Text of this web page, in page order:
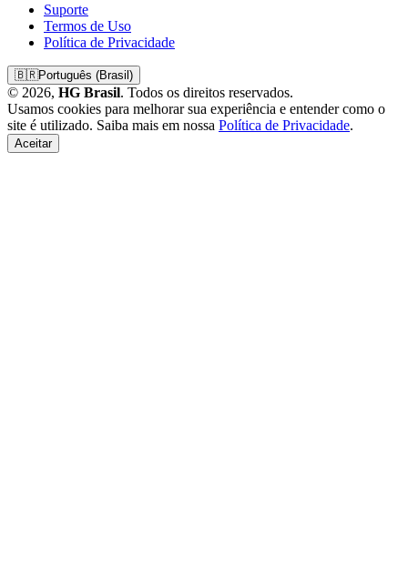
Suporte
Termos de Uso
Política de Privacidade
🇧🇷Português (Brasil)
© 2026, HG Brasil. Todos os direitos reservados.
Usamos cookies para melhorar sua experiência e entender como o
site é utilizado. Saiba mais em nossa Política de Privacidade.
Aceitar